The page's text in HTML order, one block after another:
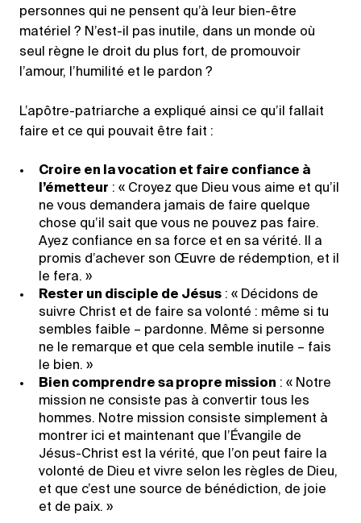
personnes qui ne pensent qu’à leur bien-être
matériel ? N’est-il pas inutile, dans un monde où
seul règne le droit du plus fort, de promouvoir
l’amour, l’humilité et le pardon ?
L’apôtre-patriarche a expliqué ainsi ce qu’il fallait
faire et ce qui pouvait être fait :
Croire en la vocation et faire confiance à
l’émetteur : « Croyez que Dieu vous aime et qu’il
ne vous demandera jamais de faire quelque
chose qu’il sait que vous ne pouvez pas faire.
Ayez confiance en sa force et en sa vérité. Il a
promis d’achever son Œuvre de rédemption, et il
le fera. »
Rester un disciple de Jésus : « Décidons de
suivre Christ et de faire sa volonté : même si tu
sembles faible – pardonne. Même si personne
ne le remarque et que cela semble inutile – fais
le bien. »
Bien comprendre sa propre mission : « Notre
mission ne consiste pas à convertir tous les
hommes. Notre mission consiste simplement à
montrer ici et maintenant que l’Évangile de
Jésus-Christ est la vérité, que l’on peut faire la
volonté de Dieu et vivre selon les règles de Dieu,
et que c’est une source de bénédiction, de joie
et de paix. »